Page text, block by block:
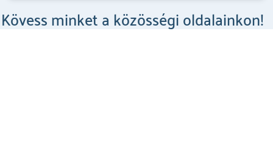
Kövess minket a közösségi oldalainkon!